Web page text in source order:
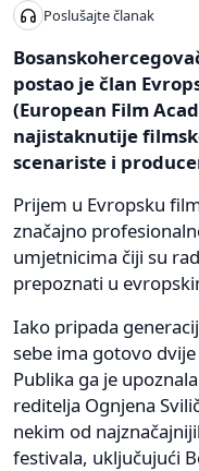
Poslušajte članak
postao je član
(European Film
najistaknutije
scenariste i
Prijem u Evropsku
značajno
umjetnicima čiji su
prepoznati u
Iako pripada
sebe ima gotovo
Publika ga je
reditelja Ognjena
nekim od
festivala, uključujući